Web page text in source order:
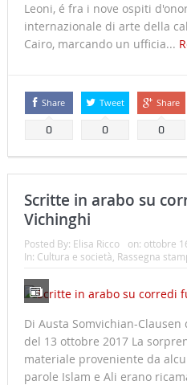
Leoni, é fra i nove ospiti
internazionale di arte della
Cairo, marcando un ufficia...
Share
0
Tweet
0
Share
0
Scritte in arabo su
Vichinghi
Posted By: Elisa Ricco on: ottobre
In: Cultura e società Rassegna
Di Austa Somvichian-
del 13 ottobre 2017 La
materiale proveniente da
parole Islam e Ali erano